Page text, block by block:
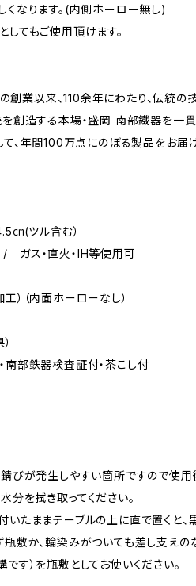
くなります。(内側ホーロー無し)
てもご使用頂けます。
創業以来、110余年にわたり、伝統の
を創造する本場・盛岡 南部鐵器を一
て、年間100万点にのぼる製品をお届
㎝(ツル含む）
/ ガス・直火・IH等使用可
）（内面ホーローなし）
南部鉄器検査証付・茶こし付
錆びが発生しやすい箇所ですので使
分を拭き取ってください。
いたままテーブルの上に直で置くと、
瓶敷か、輪染みがついても差し支えの
です）を瓶敷としてお使いください。